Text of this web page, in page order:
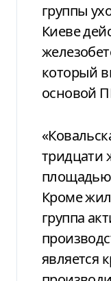
группы
Киеве
который
основой
тридцати
площадью
Кроме
группа
является